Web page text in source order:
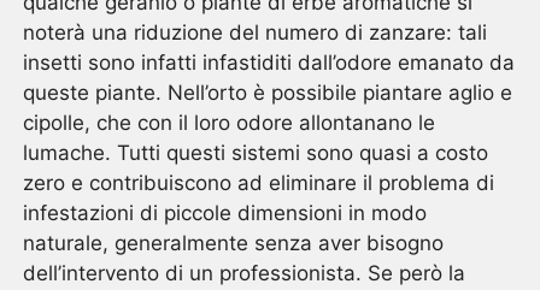
noterà una riduzione del numero di zanzare: tali
insetti sono infatti infastiditi dall’odore emanato da
queste piante. Nell’orto è possibile piantare aglio e
cipolle, che con il loro odore allontanano le
lumache. Tutti questi sistemi sono quasi a costo
zero e contribuiscono ad eliminare il problema di
infestazioni di piccole dimensioni in modo
naturale, generalmente senza aver bisogno
dell’intervento di un professionista. Se però la